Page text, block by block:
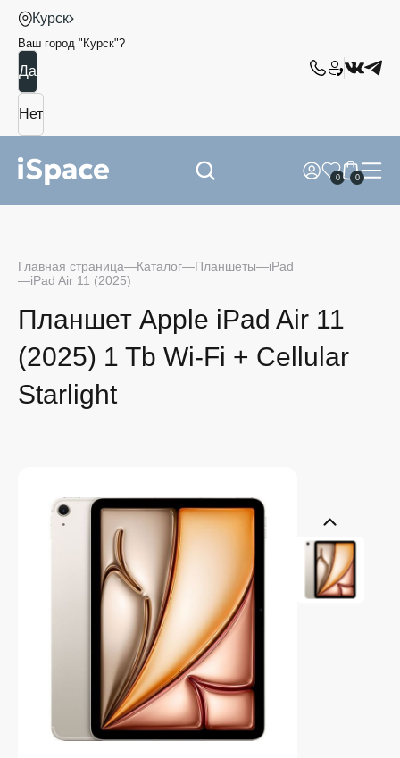
Курск
Ваш город " Курск"?
0 0
Главная страница Каталог Планшеты
iPad
iPad Air 11 (2025)
Планшет Apple iPad Air 11
(2025) 1 Tb Wi-Fi + Cellular
Starlight